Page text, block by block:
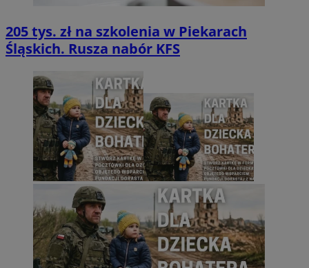
205 tys. zł na szkolenia w Piekarach
Śląskich. Rusza nabór KFS